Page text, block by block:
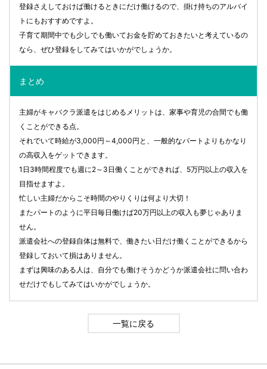
登録さえしておけば働けるときにだけ働けるので、掛け持ちのアルバイ
トにもおすすめですよ。
子育て期間中でも少しでも働いてお金を貯めておきたいと考えているの
なら、ぜひ登録をしてみてはいかがでしょうか。
まとめ
主婦がキャバクラ派遣をはじめるメリットは、家事や育児の合間でも働
くことができる点。
それでいて時給が3,000円～4,000円と、一般的なパートよりもかなり
の高収入をゲットできます。
1日3時間程度でも週に2～3日働くことができれば、5万円以上の収入を
目指せますよ。
忙しい主婦だからこそ時間のやりくりは何より大切！
またパートのように平日毎日働けば20万円以上の収入も夢じゃありま
せん。
派遣会社への登録自体は無料で、働きたい日だけ働くことができるから
登録しておいて損はありません。
まずは興味のある人は、自分でも働けそうかどうか派遣会社に問い合わ
せだけでもしてみてはいかがでしょうか。
一覧に戻る